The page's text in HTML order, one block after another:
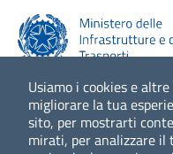
Usiamo i cookies e
migliorare la tua
sito, per mostrarti
mirati, per analizzare